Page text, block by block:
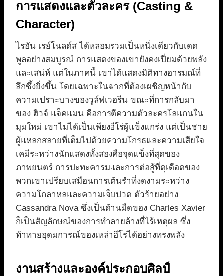
การแสดงและตัวละคร (Casting &
Character)
ไรอัน เรย์โนลด์ส ได้หลอมรวมเป็นหนึ่งเดียวกับเดด
พูลอย่างสมบูรณ์ การแสดงของเขายังคงเปี่ยมด้วยพลัง
และเสน่ห์ แต่ในภาคนี้ เขาได้แสดงมิติทางอารมณ์ที่
ลึกซึ้งยิ่งขึ้น โดยเฉพาะในฉากที่ต้องเผชิญหน้ากับ
ความเปราะบางของวูล์ฟเวอรีน ขณะที่การกลับมา
ของ ฮิวจ์ แจ็คแมน คือการตีความตัวละครโลแกนใน
มุมใหม่ เขาไม่ได้เป็นเพียงฮีโร่ผู้แข็งแกร่ง แต่เป็นชาย
ผู้แหลกสลายที่เต็มไปด้วยความโกรธและความเสียใจ
เคมีระหว่างนักแสดงทั้งสองคือจุดแข็งที่สุดของ
ภาพยนตร์ การปะทะคารมและการต่อสู้ที่ดุเดือดของ
พวกเขาเปรียบเสมือนการเต้นรำที่งดงามระหว่าง
ความโกลาหลและความเจ็บปวด ตัวร้ายอย่าง
Cassandra Nova ซึ่งเป็นด้านมืดของ Charles Xavier
ก็เป็นสัญลักษณ์ของการทำลายล้างที่ไร้เหตุผล ซึ่ง
ท้าทายอุดมการณ์ของเหล่าฮีโร่ได้อย่างทรงพลัง
งานสร้างและองค์ประกอบศิลป์